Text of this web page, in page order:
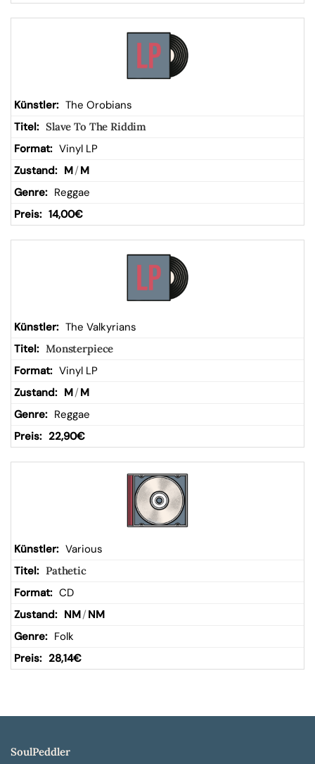
The Orobians
Slave To The Riddim
Vinyl LP
M/ M
Reggae
14,00€
The Valkyrians
Monsterpiece
Vinyl LP
M/ M
Reggae
22,90€
Various
Pathetic
CD
NM/ NM
Folk
28,14€
SoulPeddler